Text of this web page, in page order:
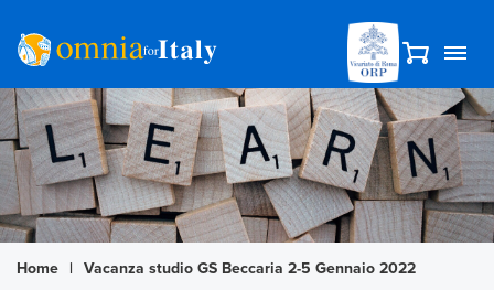
Home | Vacanza studio GS Beccaria 2-5 Gennaio 2022